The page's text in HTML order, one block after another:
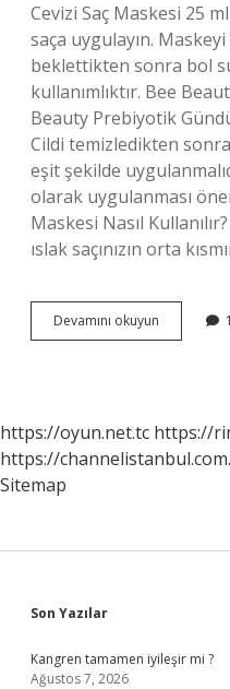
Cevizi Saç Maskesi 25
saça uygulayın.
beklettikten sonra bol
kullanımlıktır. Bee
Beauty Prebiyotik
Cildi temizledikten
eşit şekilde
olarak uygulanması
Maskesi Nasıl
ıslak saçınızın orta
Devamını okuyun
Beauty
https://oyun.net.tc https://
https://
Sitemap
Sidebar
Son Yazılar
Kangren tamamen iyileşir mi ?
Ağustos 7, 2026